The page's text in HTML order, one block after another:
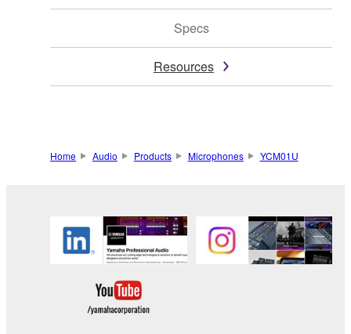
Specs
Resources
Home Audio Products Microphones YCM01U